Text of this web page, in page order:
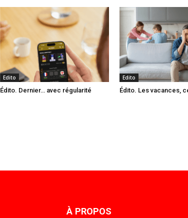
Edito
Édito. Dernier… avec régularité
Edito
Édito. Les vacances,